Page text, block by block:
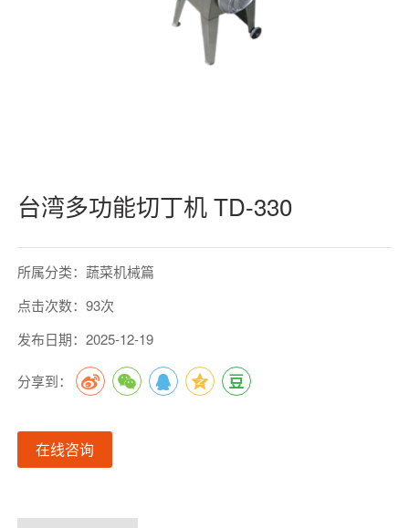
台湾多功能切丁机 TD-330
所属分类：蔬菜机械篇
点击次数：93次
发布日期：2025-12-19
分享到：
在线咨询